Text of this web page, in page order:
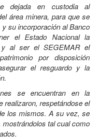
dejada en custodia al
área minera, para que se
su incorporación al Banco
el Estado Nacional la
y al ser el SEGEMAR el
por disposición
el resguardo y la
se encuentran en la
realizaron, respetándose el
los mismos. A su vez, se
mostrándolos tal cual como